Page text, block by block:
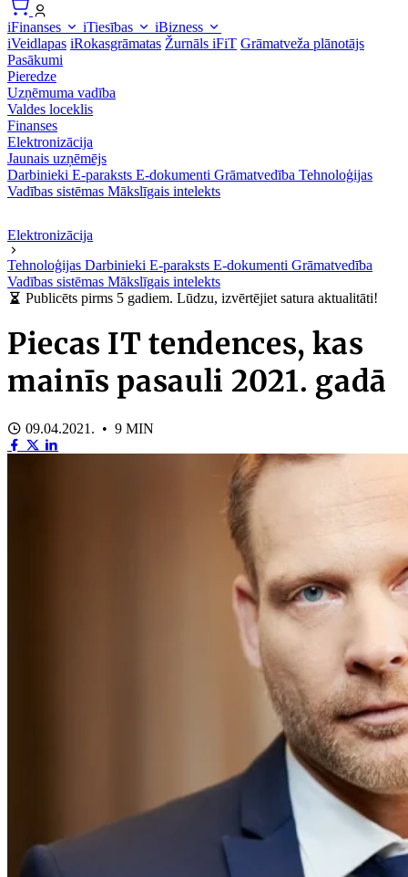
iFinanses iTiesības
iBizness
iVeidlapas iRokasgrāmatas Žurnāls iFiT Grāmatveža plānotājs
Pasākumi
Pieredze
Uzņēmuma vadība
Valdes loceklis
Finanses
Elektronizācija
Jaunais uzņēmējs
Darbinieki E-paraksts E-dokumenti Grāmatvedība Tehnoloģijas
Vadības sistēmas Mākslīgais intelekts
Elektronizācija
Tehnoloģijas Darbinieki E-paraksts E-dokumenti Grāmatvedība
Vadības sistēmas Mākslīgais intelekts
Publicēts pirms 5 gadiem. Lūdzu, izvērtējiet satura aktualitāti!
Piecas IT tendences, kas
mainīs pasauli 2021. gadā
09.04.2021. • 9 MIN